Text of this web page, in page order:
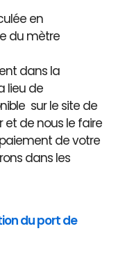
en
du mètre
dans la
lieu de
sur le site de
de nous le faire
de votre
dans les
du port de